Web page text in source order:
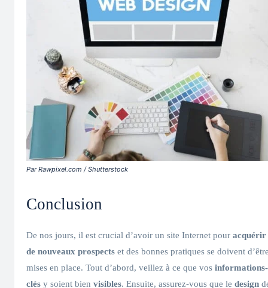
Par Rawpixel.com / Shutterstock
Conclusion
De nos jours, il est crucial d’avoir un site Internet pour acquérir
de nouveaux prospects et des bonnes pratiques se doivent
mises en place. Tout d’abord, veillez à ce que vos informations-
clés y soient bien visibles. Ensuite, assurez-vous que le design